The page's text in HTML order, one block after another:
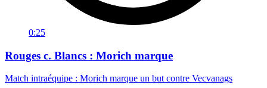
0:25
Rouges c. Blancs : Morich marque
Match intraéquipe : Morich marque un but contre Vecvanags